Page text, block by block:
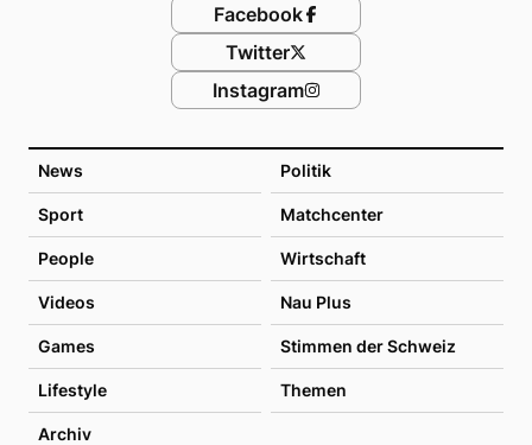
News Politik
Sport Matchcenter
People Wirtschaft
Videos Nau Plus
Games Stimmen der Schweiz
Lifestyle Themen
Archiv
Facebook
Twitter
Instagram